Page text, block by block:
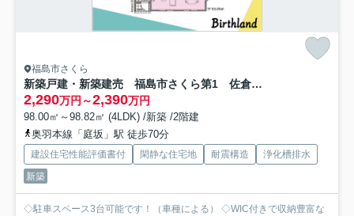
福島市さくら
新築戸建・新築建売 福島市さくら第1 佐倉小・西信中
2,290万円～2,390万円
98.00㎡～98.82㎡ (4LDK) /新築 /2階建
奥羽本線「庭坂」駅 徒歩70分
建設住宅性能評価書付 閑静な住宅地 耐震構造
浄化槽排水
新築
◇駐車スペース3台可能です！（車種による） ◇WIC付きで収納豊富な